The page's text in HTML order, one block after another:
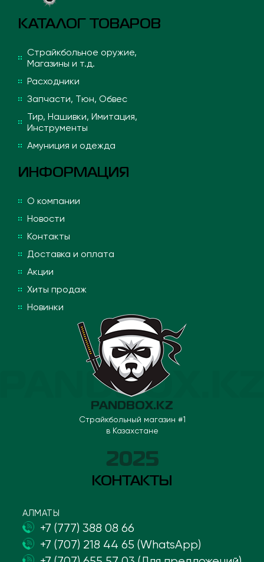
КАТАЛОГ ТОВАРОВ
Страйкбольное оружие,
Магазины и т.д.
Расходники
Запчасти, Тюн, Обвес
Тир, Нашивки, Имитация,
Инструменты
Амуниция и одежда
ИНФОРМАЦИЯ
О компании
Новости
Контакты
Доставка и оплата
Акции
Хиты продаж
Новинки
PANDBOX.KZ
Страйкбольный магазин #1
в Казахстане
2025
КОНТАКТЫ
АЛМАТЫ
+7 (777) 388 08 66
+7 (707) 218 44 65 (WhatsApp)